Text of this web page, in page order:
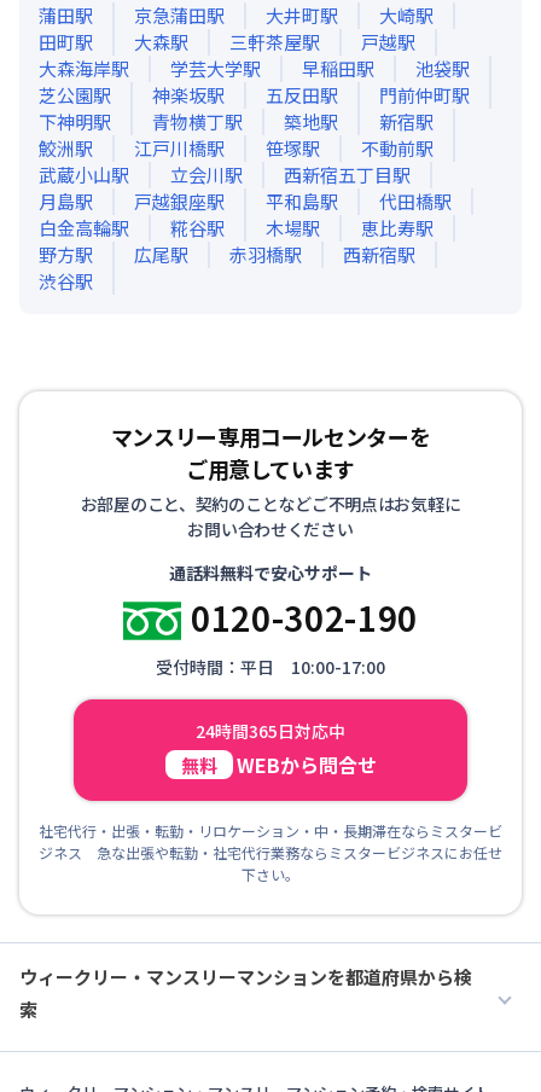
蒲田駅 京急蒲田駅 大井町駅 大崎駅
田町駅 大森駅 三軒茶屋駅 戸越駅
大森海岸駅 学芸大学駅 早稲田駅 池袋駅
芝公園駅 神楽坂駅 五反田駅 門前仲町駅
下神明駅 青物横丁駅 築地駅 新宿駅
鮫洲駅 江戸川橋駅 笹塚駅 不動前駅
武蔵小山駅 立会川駅 西新宿五丁目駅
月島駅 戸越銀座駅 平和島駅 代田橋駅
白金高輪駅 糀谷駅 木場駅 恵比寿駅
野方駅 広尾駅 赤羽橋駅 西新宿駅
渋谷駅
マンスリー専用コールセンターを
ご用意しています
お部屋のこと、契約のことなどご不明点はお気軽に
お問い合わせください
通話料無料で安心サポート
0120-302-190
受付時間：平日 10:00-17:00
24時間365日対応中
無料 WEBから問合せ
社宅代行・出張・転勤・リロケーション・中・長期滞在ならミスタービ
ジネス 急な出張や転勤・社宅代行業務ならミスタービジネスにお任せ
下さい。
ウィークリー・マンスリーマンションを都道府県から検
索